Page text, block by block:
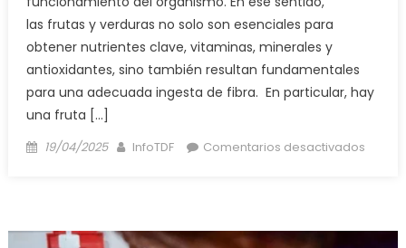
las frutas y verduras no solo son esenciales para
obtener nutrientes clave, vitaminas, minerales y
antioxidantes, sino también resultan fundamentales
para una adecuada ingesta de fibra. En particular, hay
una fruta […]
Posted
19/04/2025 Author
InfoTDF Comentarios desactivadosen
fruta